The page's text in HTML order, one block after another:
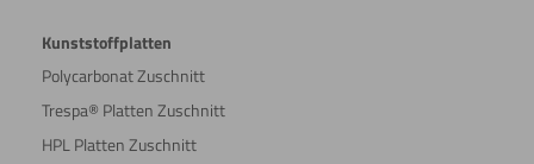
Kunststoffplatten
Polycarbonat Zuschnitt
Trespa® Platten Zuschnitt
HPL Platten Zuschnitt